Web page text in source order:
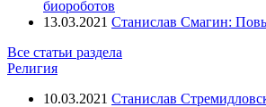
биороботов
13.03.2021 Станислав Смагин:
Все статьи раздела
Религия
10.03.2021 Станислав